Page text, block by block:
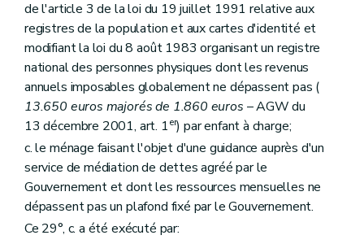
Section C. Evaluation du contrat de gestion
Art. 17519
Section 2 Des Guichets du crédit social
Sous-section première Généralités
Art. 1761
Art. 1762
Art. 1763
Sous-section 2 Du contrôle des Guichets
Art. 1771
Art. 1772
Art.1773
Sous-section 3 Des sanctions
Art. 1781
Sous-section 4
De la perte de l'agrément
Art. 1782
de l'article 3 de la loi du 19 juillet 1991 relative aux
registres de la population et aux cartes d'identité et
modifiant la loi du 8 août 1983 organisant un registre
national des personnes physiques dont les revenus
annuels imposables globalement ne dépassent pas (
13.650 euros majorés de 1.860 euros – AGW du
13 décembre 2001, art. 1er) par enfant à charge;
c. le ménage faisant l'objet d'une guidance auprès d'un
service de médiation de dettes agréé par le
Gouvernement et dont les ressources mensuelles ne
dépassent pas un plafond fixé par le Gouvernement.
Ce 29°, c. a été exécuté par: